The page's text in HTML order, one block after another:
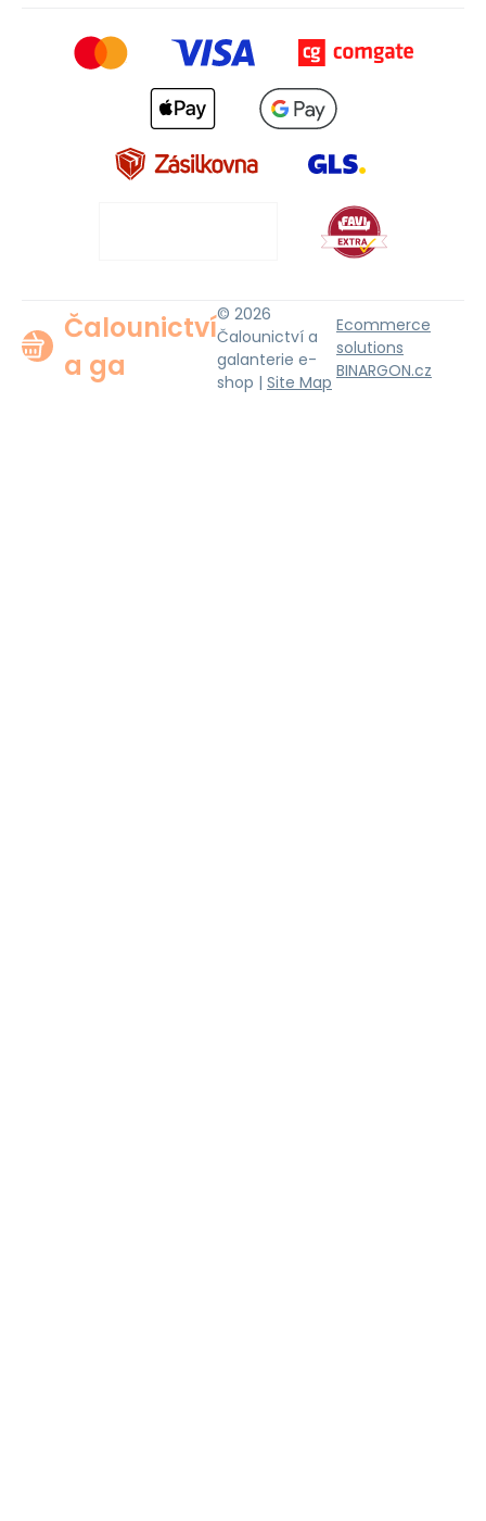
Čalounictví
a ga
© 2026
Čalounictví a
galanterie e-
shop | Site Map
Ecommerce
solutions
BINARGON.cz